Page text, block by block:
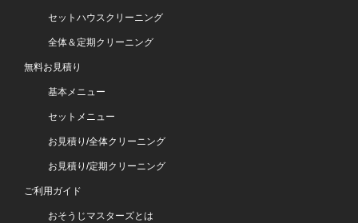
セットハウスクリーニング
全体＆定期クリーニング
無料お見積り
基本メニュー
セットメニュー
お見積り/全体クリーニング
お見積り/定期クリーニング
ご利用ガイド
おそうじマスターズとは